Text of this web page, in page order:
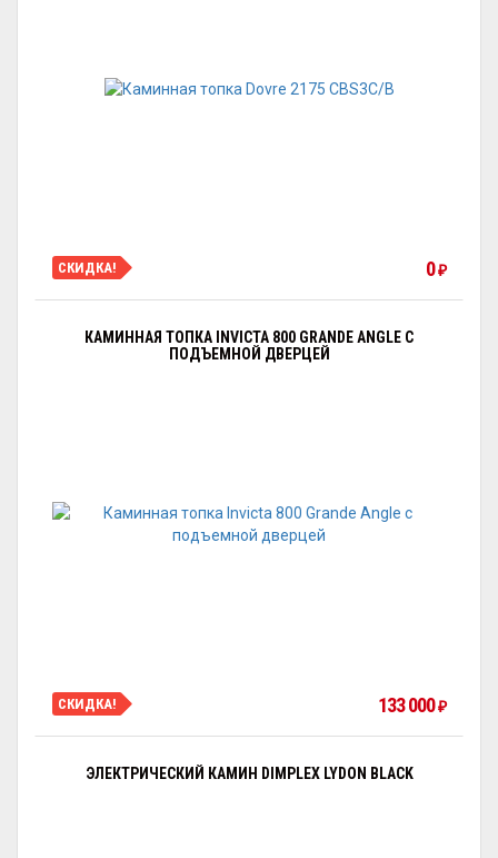
СКИДКА! 0 ₽
КАМИННАЯ ТОПКА INVICTA 800 GRANDE ANGLE С
ПОДЪЕМНОЙ ДВЕРЦЕЙ
СКИДКА! 133 000 ₽
ЭЛЕКТРИЧЕСКИЙ КАМИН DIMPLEX LYDON BLACK